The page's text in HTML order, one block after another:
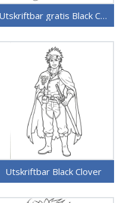
Utskriftbar gratis Black Clover
Utskriftbar Black Clover